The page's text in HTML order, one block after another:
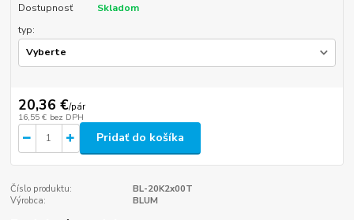
Dostupnosť
Skladom
typ:
20,36 €/pár
16,55 € bez DPH
Pridať do košíka
Číslo produktu:
BL-20K2x00T
Výrobca:
BLUM